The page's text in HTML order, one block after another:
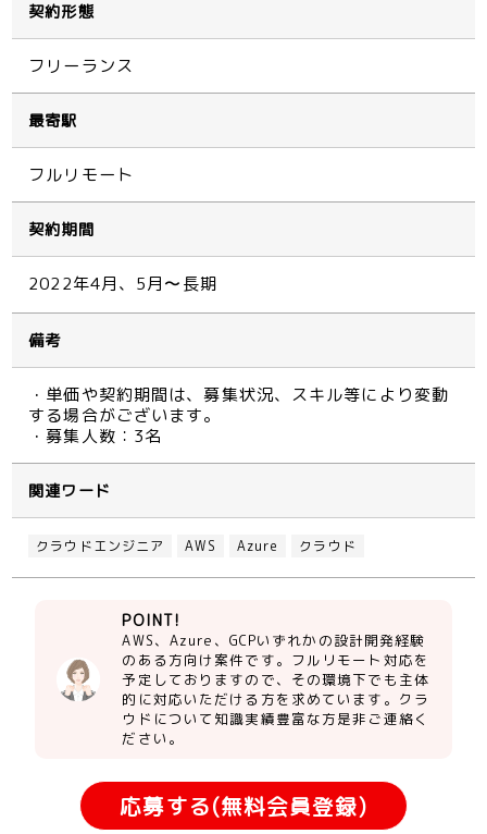
契約形態
フリーランス
最寄駅
フルリモート
契約期間
2022年4月、5月〜長期
備考
・単価や契約期間は、募集状況、スキル等により変動
する場合がございます。
・募集人数：3名
関連ワード
クラウドエンジニア AWS Azure クラウド
POINT!
AWS、Azure、GCPいずれかの設計開発経験
のある方向け案件です。フルリモート対応を
予定しておりますので、その環境下でも主体
的に対応いただける方を求めています。クラ
ウドについて知識実績豊富な方是非ご連絡く
ださい。
応募する(無料会員登録)